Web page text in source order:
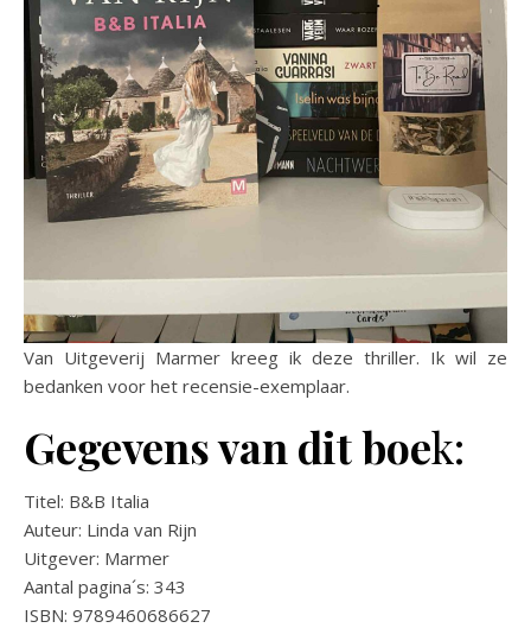
Van Uitgeverij Marmer kreeg ik deze thriller. Ik wil ze
bedanken voor het recensie-exemplaar.
Gegevens van dit boek:
Titel: B&B Italia
Auteur: Linda van Rijn
Uitgever: Marmer
Aantal pagina´s: 343
ISBN: 9789460686627